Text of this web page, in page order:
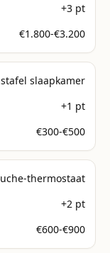
+3 pt
€1.800-€3.200
slaapkamer
+1 pt
€300-€500
thermostaat
+2 pt
€600-€900